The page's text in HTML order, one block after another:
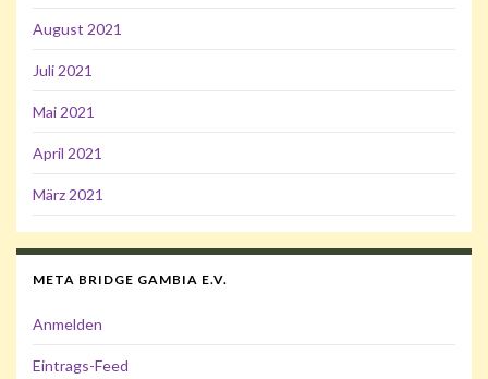
August 2021
Juli 2021
Mai 2021
April 2021
März 2021
META BRIDGE GAMBIA E.V.
Anmelden
Eintrags-Feed